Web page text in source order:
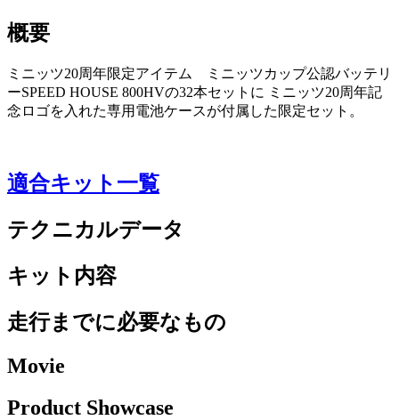
概要
ミニッツ20周年限定アイテム ミニッツカップ公認バッテリ
ーSPEED HOUSE 800HVの32本セットに ミニッツ20周年記
念ロゴを入れた専用電池ケースが付属した限定セット。
適合キット一覧
テクニカルデータ
キット内容
走行までに必要なもの
Movie
Product Showcase